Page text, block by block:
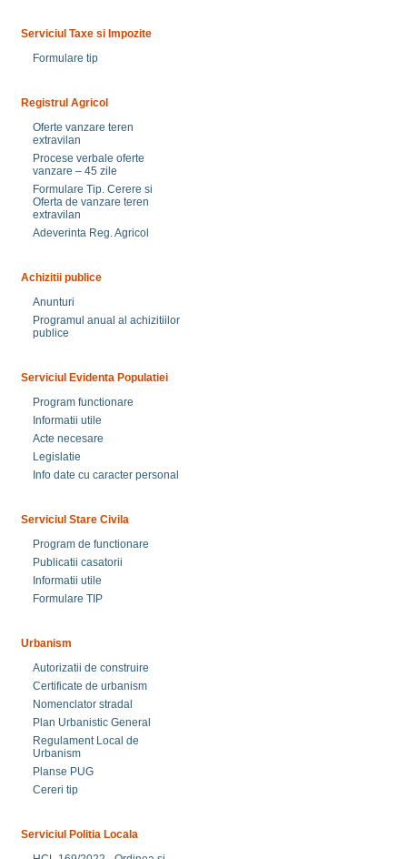
Serviciul Taxe si Impozite
Formulare tip
Registrul Agricol
Oferte vanzare teren
extravilan
Procese verbale oferte
vanzare – 45 zile
Formulare Tip. Cerere si
Oferta de vanzare teren
extravilan
Adeverinta Reg. Agricol
Achizitii publice
Anunturi
Programul anual al achizitiilor
publice
Serviciul Evidenta Populatiei
Program functionare
Informatii utile
Acte necesare
Legislatie
Info date cu caracter personal
Serviciul Stare Civila
Program de functionare
Publicatii casatorii
Informatii utile
Formulare TIP
Urbanism
Autorizatii de construire
Certificate de urbanism
Nomenclator stradal
Plan Urbanistic General
Regulament Local de
Urbanism
Planse PUG
Cereri tip
Serviciul Politia Locala